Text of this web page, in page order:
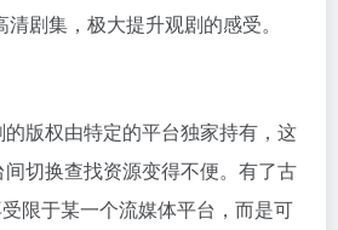
剧集，极大提升观剧的感受。
版权由特定的平台独家持有，这
切换查找资源变得不便。有了古
限于某一个流媒体平台，而是可